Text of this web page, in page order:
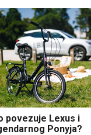
povezuje Lexus i
Ponyja?